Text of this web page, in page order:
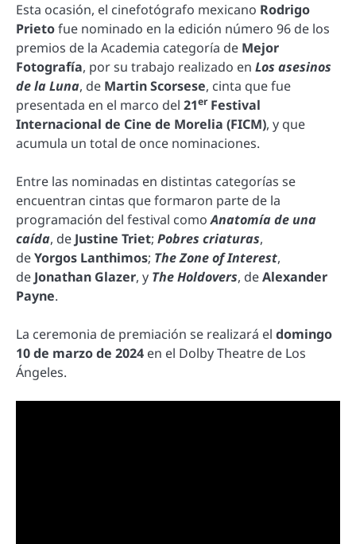
Esta ocasión, el cinefotógrafo mexicano Rodrigo
Prietofue nominado en la edición número 96 de los
premios de la Academia categoría de Mejor
Fotografía, por su trabajo realizado en Los asesinos
de la Luna, de Martin Scorsese, cinta que fue
presentada en el marco del 21erFestival
Internacional de Cine de Morelia (FICM), y que
acumula un total de once nominaciones.
Entre las nominadas en distintas categorías se
encuentran cintas que formaron parte de la
programación del festival comoAnatomía de una
caída, de Justine Triet; Pobres criaturas,
deYorgos Lanthimos; The Zone of Interest,
de Jonathan Glazer, y The Holdovers, deAlexander
Payne.
La ceremonia de premiación se realizará el domingo
10 de marzo de 2024 en el Dolby Theatre de Los
Ángeles.